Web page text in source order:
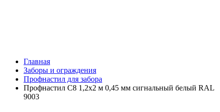
Главная
Заборы и ограждения
Профнастил для забора
Профнастил С8 1,2х2 м 0,45 мм сигнальный белый RAL
9003